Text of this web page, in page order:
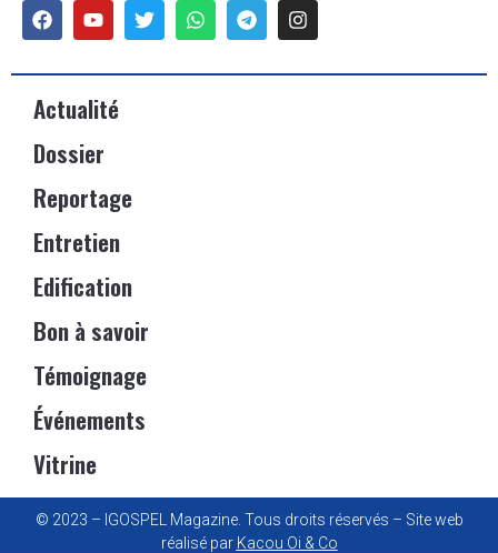
Actualité
Dossier
Reportage
Entretien
Edification
Bon à savoir
Témoignage
Événements
Vitrine
© 2023 – IGOSPEL Magazine. Tous droits réservés – Site web
réalisé par Kacou Oi & Co